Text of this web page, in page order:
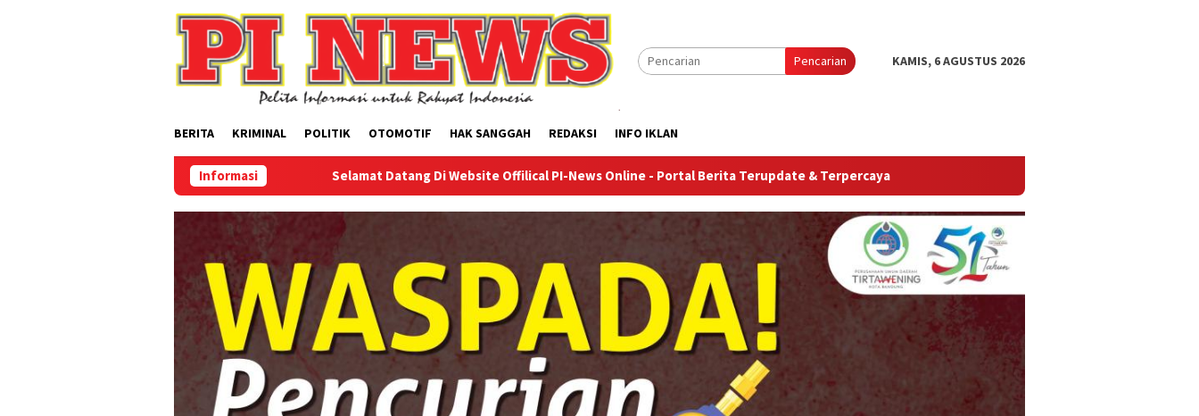
Pencarian
KAMIS, 6 AGUSTUS 2026
BERITA KRIMINAL POLITIK OTOMOTIF HAK SANGGAH REDAKSI INFO IKLAN
InformasiSelamat Datang Di Website Offilical PI-News Online - Portal Berita Terupdate & Terpercaya